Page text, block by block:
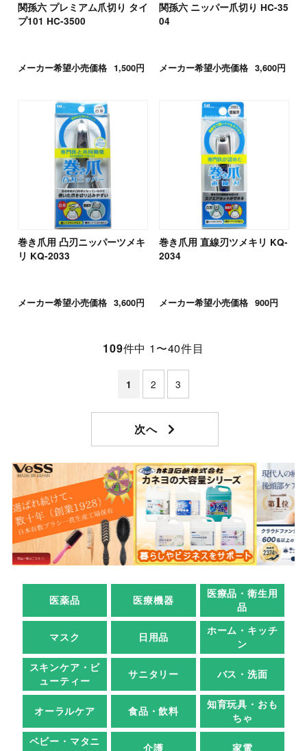
関孫六 プレミアム爪切り タイ
プ101 HC-3500
メーカー希望小売価格 1,500円
関孫六 ニッパー爪切り HC-35
04
メーカー希望小売価格 3,600円
巻き爪用 凸刃ニッパーツメキ
リ KQ-2033
メーカー希望小売価格 3,600円
巻き爪用 直線刃ツメキリ KQ-
2034
メーカー希望小売価格 900円
109件中 1〜40件目
1 2 3
医薬品 医療機器
医療品・衛生用
品
マスク 日用品
ホーム・キッチ
ン
スキンケア・ビ
ューティー
サニタリー バス・洗面
オーラルケア 食品・飲料
知育玩具・おも
ちゃ
ベビー・マタニ
介護 家電